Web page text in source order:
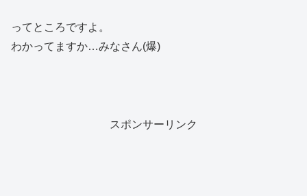
ってところですよ。
わかってますか…みなさん(爆)
スポンサーリンク